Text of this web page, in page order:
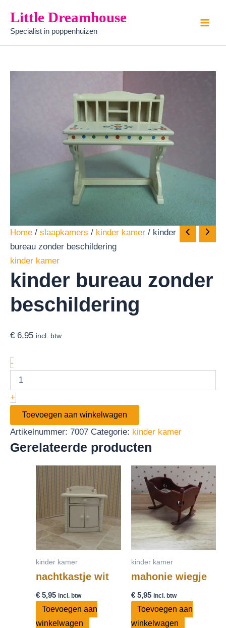
naar
inhoud
Little Dreamhouse
Specialist in poppenhuizen
Home / slaapkamers / kinder kamer / kinder
bureau zonder beschildering
kinder kamer
kinder bureau zonder
beschildering
€ 6,95 incl. btw
-
bureau
zonder
beschildering
aantal
+
Toevoegen aan winkelwagen
Artikelnummer: 7007 Categorie: kinder kamer
Gerelateerde producten
kinder kamer
nachtkastje wit
€ 5,95 incl. btw
Toevoegen aan
winkelwagen
kinder kamer
mahonie wiegje
€5,95 incl. btw
Toevoegen aan
winkelwagen